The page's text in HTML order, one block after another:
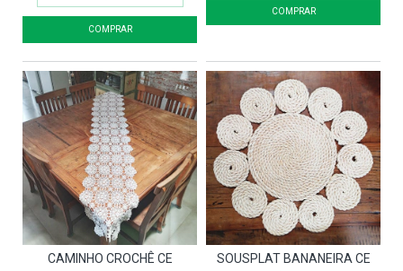
CAMINHO CROCHÊ CE SOUSPLAT BANANEIRA CE